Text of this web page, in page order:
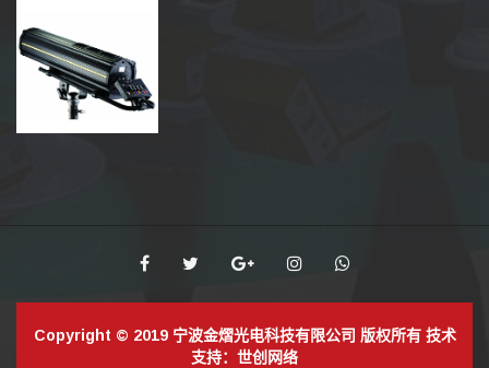
Copyright © 2019 宁波金熠光电科技有限公司 版权所有 技术
支持： 世创网络